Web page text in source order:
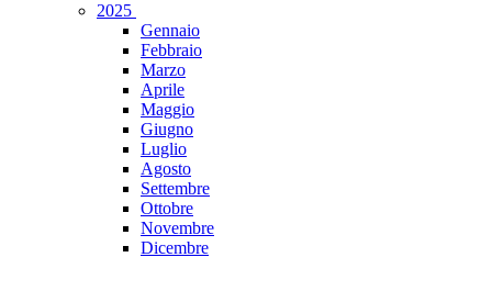
2025
Gennaio
Febbraio
Marzo
Aprile
Maggio
Giugno
Luglio
Agosto
Settembre
Ottobre
Novembre
Dicembre